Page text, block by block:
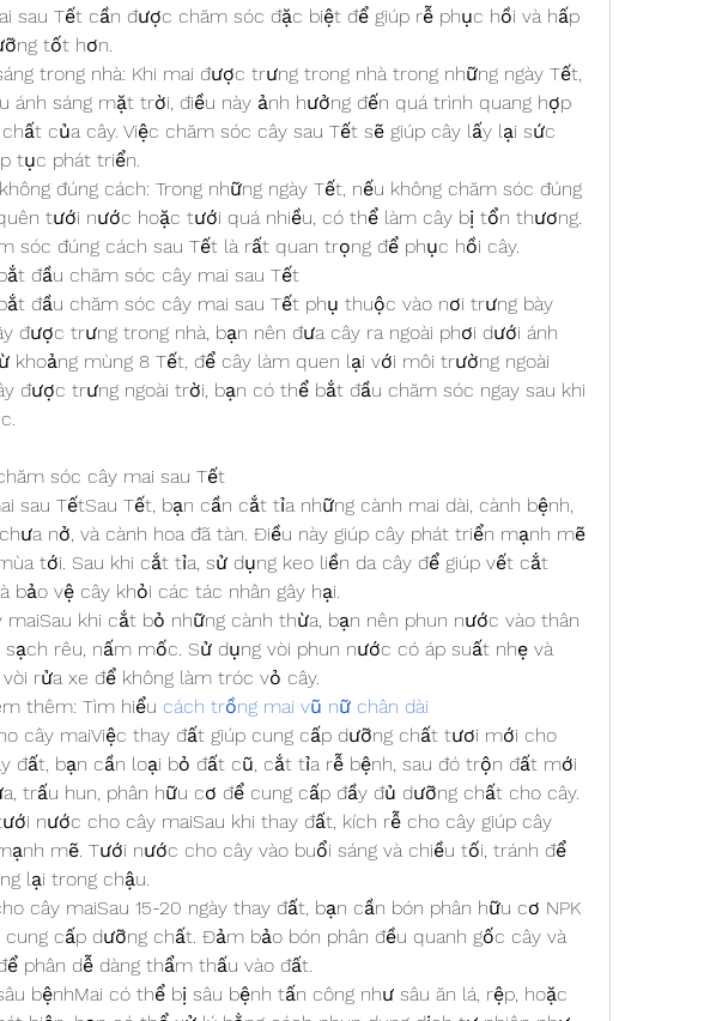
sau Tết cần được chăm sóc đặc biệt để giúp rễ phục hồi và hấp
tốt hơn.
trong nhà: Khi mai được trưng trong nhà trong những ngày Tết,
ánh sáng mặt trời, điều này ảnh hưởng đến quá trình quang hợp
của cây. Việc chăm sóc cây sau Tết sẽ giúp cây lấy lại sức
tục phát triển.
đúng cách: Trong những ngày Tết, nếu không chăm sóc đúng
tưới nước hoặc tưới quá nhiều, có thể làm cây bị tổn thương.
sóc đúng cách sau Tết là rất quan trọng để phục hồi cây.
đầu chăm sóc cây mai sau Tết
đầu chăm sóc cây mai sau Tết phụ thuộc vào nơi trưng bày
được trưng trong nhà, bạn nên đưa cây ra ngoài phơi dưới ánh
khoảng mùng 8 Tết, để cây làm quen lại với môi trường ngoài
được trưng ngoài trời, bạn có thể bắt đầu chăm sóc ngay sau khi
sóc cây mai sau Tết
sau TếtSau Tết, bạn cần cắt tỉa những cành mai dài, cành bệnh,
nở, và cành hoa đã tàn. Điều này giúp cây phát triển mạnh mẽ
tới. Sau khi cắt tỉa, sử dụng keo liền da cây để giúp vết cắt
bảo vệ cây khỏi các tác nhân gây hại.
maiSau khi cắt bỏ những cành thừa, bạn nên phun nước vào thân
sạch rêu, nấm mốc. Sử dụng vòi phun nước có áp suất nhẹ và
rửa xe để không làm tróc vỏ cây.
thêm: Tìm hiểu cách trồng mai vũ nữ chân dài
cây maiViệc thay đất giúp cung cấp dưỡng chất tươi mới cho
đất, bạn cần loại bỏ đất cũ, cắt tỉa rễ bệnh, sau đó trộn đất mới
trấu hun, phân hữu cơ để cung cấp đầy đủ dưỡng chất cho cây.
nước cho cây maiSau khi thay đất, kích rễ cho cây giúp cây
mẽ. Tưới nước cho cây vào buổi sáng và chiều tối, tránh để
lại trong chậu.
cây maiSau 15-20 ngày thay đất, bạn cần bón phân hữu cơ NPK
cung cấp dưỡng chất. Đảm bảo bón phân đều quanh gốc cây và
phân dễ dàng thẩm thấu vào đất.
bệnhMai có thể bị sâu bệnh tấn công như sâu ăn lá, rệp, hoặc